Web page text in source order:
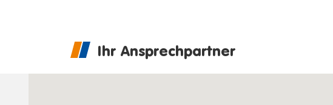
Ihr Ansprechpartner